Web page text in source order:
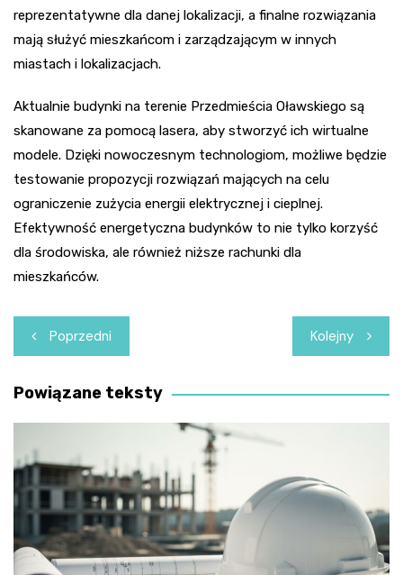
reprezentatywne dla danej lokalizacji, a finalne rozwiązania
mają służyć mieszkańcom i zarządzającym w innych
miastach i lokalizacjach.
Aktualnie budynki na terenie Przedmieścia Oławskiego są
skanowane za pomocą lasera, aby stworzyć ich wirtualne
modele. Dzięki nowoczesnym technologiom, możliwe będzie
testowanie propozycji rozwiązań mających na celu
ograniczenie zużycia energii elektrycznej i cieplnej.
Efektywność energetyczna budynków to nie tylko korzyść
dla środowiska, ale również niższe rachunki dla
mieszkańców.
Nawigacja
wpisu
Poprzedni Kolejny
Powiązane teksty